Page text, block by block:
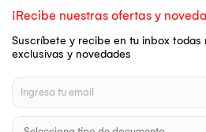
¡Recibe nuestras ofertas y
Suscríbete y recibe en tu inbox todas
exclusivas y novedades